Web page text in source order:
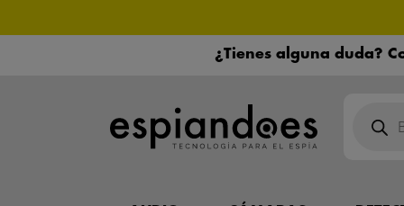
¿Tienes alguna duda?
¿Necesitas
Máxima